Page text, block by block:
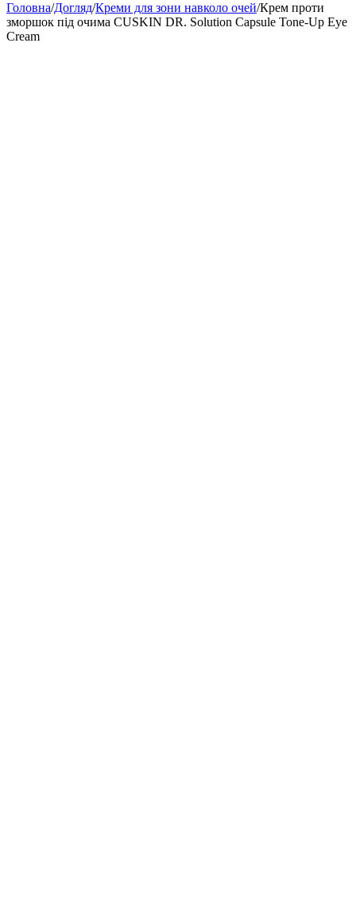
Головна/Догляд/Креми для зони навколо очей/Крем проти
зморшок під очима CUSKIN DR. Solution Capsule Tone-Up Eye
Cream